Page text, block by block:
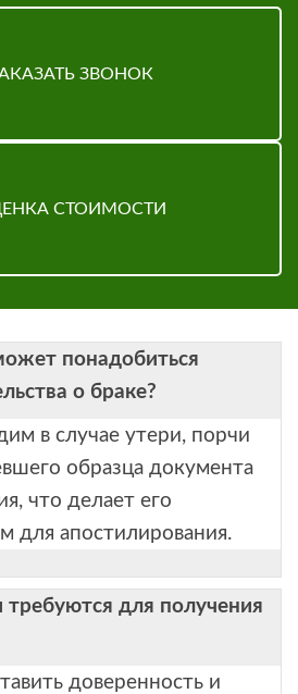
ЗВОНОК
СТОИМОСТИ
понадобиться
о браке?
в случае утери, порчи
образца документа
что делает его
для апостилирования.
для получения
доверенность и